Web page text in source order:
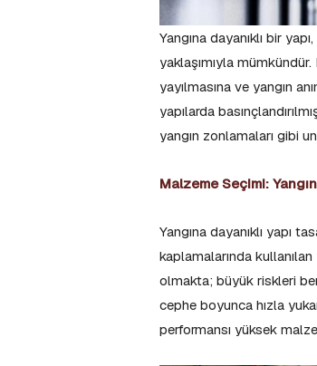
Yangına dayanıklı bir
yaklaşımıyla
yayılmasına ve yangın
yapılarda
yangın zonlamaları gibi
Malzeme Seçimi:
Yangına dayanıklı yapı
kaplamalarında kullanılan
olmakta; büyük riskleri
cephe boyunca hızla
performansı yüksek